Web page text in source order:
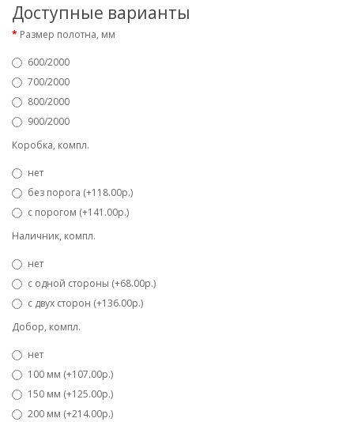
Доступные варианты
Размер полотна, мм
600/2000
700/2000
800/2000
900/2000
Коробка, компл.
нет
без порога (+118.00р.)
с порогом (+141.00р.)
Наличник, компл.
нет
с одной стороны (+68.00р.)
с двух сторон (+136.00р.)
Добор, компл.
нет
100 мм (+107.00р.)
150 мм (+125.00р.)
200 мм (+214.00р.)